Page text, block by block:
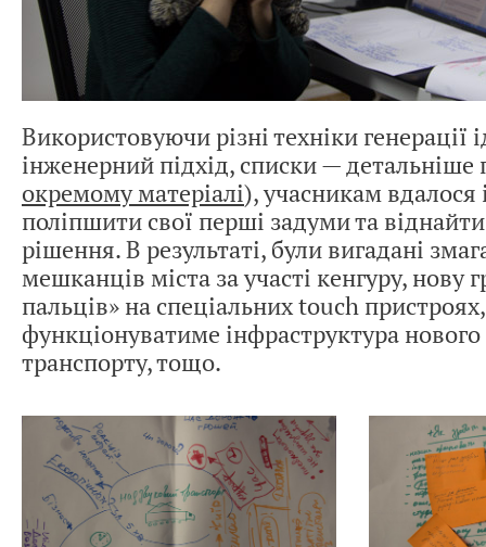
Використовуючи різні техніки генерації
інженерний підхід, списки —
окремому матеріалі), учасникам вдалося
поліпшити свої перші задуми та віднайти
рішення. В результаті, були вигадані
мешканців міста за участі кенгуру, нову
пальців» на спеціальних touch
функціонуватиме інфраструктура
транспорту, тощо.